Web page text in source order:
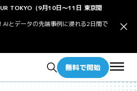
TOKYO（9月10日〜11日 東京開
とデータの先端事例に浸れる2日間で
無料で開始